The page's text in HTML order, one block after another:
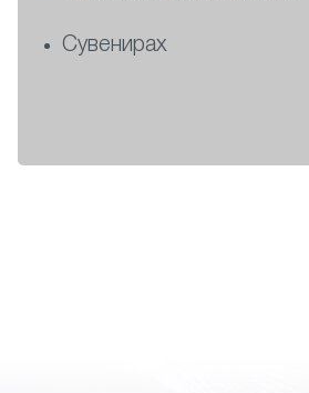
Сувенирах